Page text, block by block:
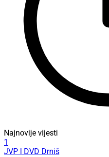
Najnovije vijesti
1
JVP I DVD Drniš